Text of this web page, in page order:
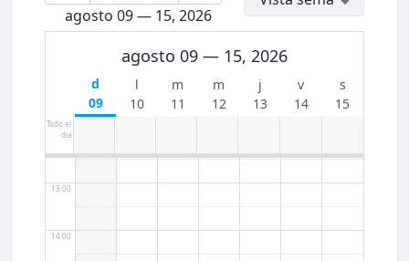
agosto 09 — 15, 2026
agosto 09 — 15, 2026
09 10 11 12 13 14 15
Todo el
dia
13:00
14:00